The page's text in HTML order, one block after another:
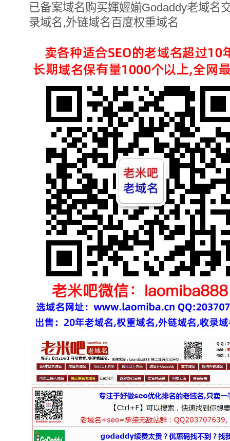
已备案域名购买媈媉媊Godaddy老域名
录域名,外链域名百度权重域名